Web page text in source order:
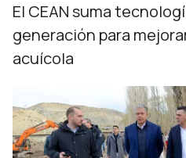
El CEAN suma
generación para
acuícola